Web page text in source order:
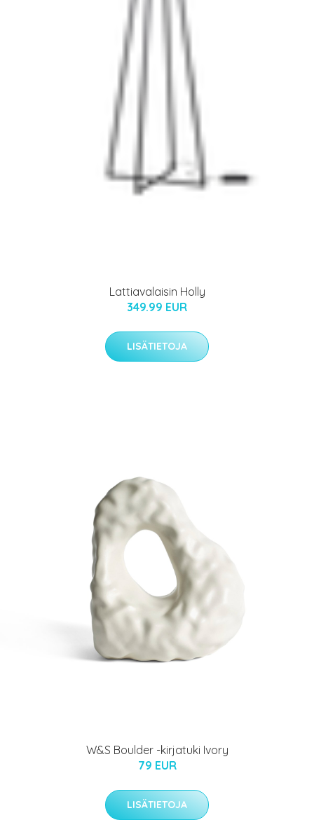
Lattiavalaisin Holly
349.99 EUR
LISÄTIETOJA
W&S Boulder -kirjatuki Ivory
79 EUR
LISÄTIETOJA